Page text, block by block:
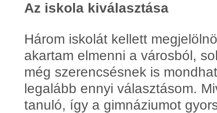
Az iskola kiválasztása
Három iskolát kellett
akartam elmenni a városból,
még szerencsésnek is
legalább ennyi választásom.
tanuló, így a gimnáziumot